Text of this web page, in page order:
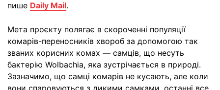
пише Daily Mail.
Мета проєкту полягає в скороченні популяції
комарів-переносників хвороб за допомогою так
званих корисних комах — самців, що несуть
бактерію Wolbachia, яка зустрічається в природі.
Зазначимо, що самці комарів не кусають, але коли
вони спаровуються з дикими самками, останні все